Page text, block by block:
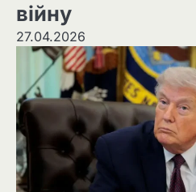
війну
27.04.2026